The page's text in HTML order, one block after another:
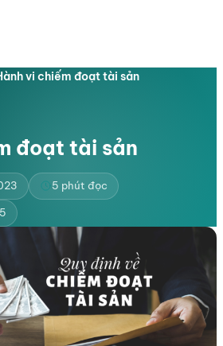
vi chiếm đoạt tài sản
đoạt tài sản
5 phút đọc